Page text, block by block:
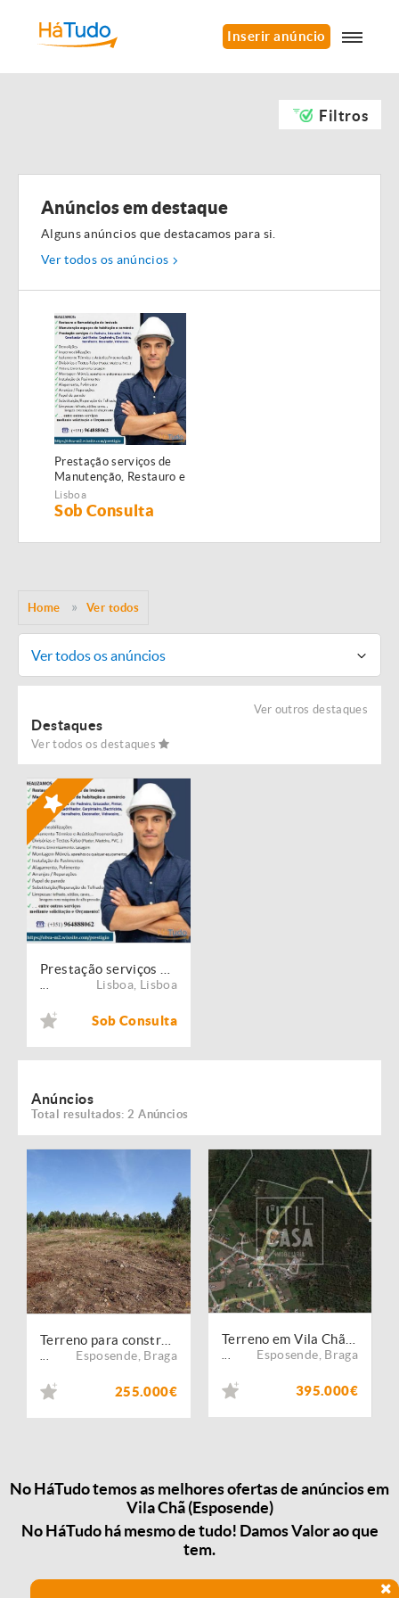
Inserir anúncio
Filtros
Anúncios em destaque
Alguns anúncios que destacamos para si.
Ver todos os anúncios
Prestação serviços de
Manutenção, Restauro e
Remodelação de
imóveis!
Lisboa
Sob Consulta
Home Ver todos
Ver todos os anúncios
Ver outros destaques
Destaques
Ver todos os destaques
Lisboa Lisboa
Sob Consulta
Anúncios
Total resultados: 2 Anúncios
Esposende Braga
255.000€
Esposende Braga
395.000€
No HáTudo temos as melhores ofertas de anúncios em
Vila Chã (Esposende)
No HáTudo há mesmo de tudo! Damos Valor ao que
tem.